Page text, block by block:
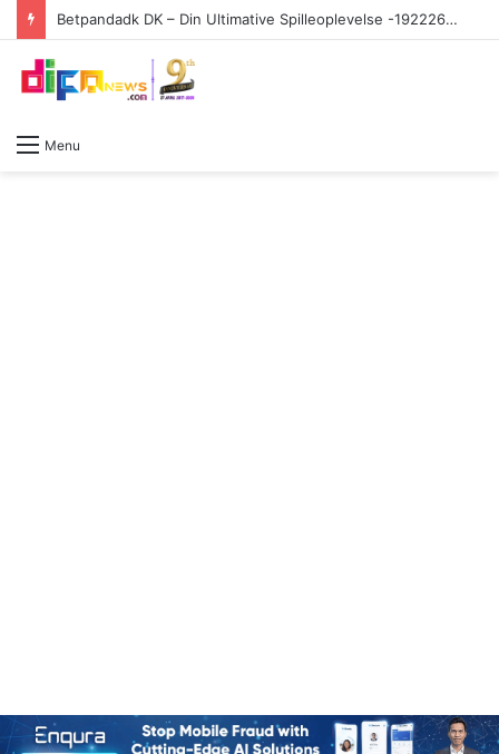
Betpandadk DK – Din Ultimative Spilleoplevelse -1922263312
Menu